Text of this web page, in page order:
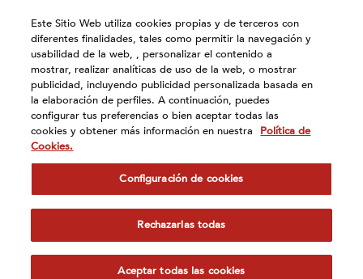
cuenta
sistema
accesibilidad.
26 May 2026
Bezoya lanza Pi (π), una
botella de 3,14 litros única en
el mercado
Este Sitio Web utiliza cookies propias y de terceros con
diferentes finalidades, tales como permitir la navegación y
usabilidad de la web, , personalizar el contenido a
mostrar, realizar analíticas de uso de la web, o mostrar
publicidad, incluyendo publicidad personalizada basada en
la elaboración de perfiles. A continuación, puedes
configurar tus preferencias o bien aceptar todas las
cookies y obtener más información en nuestra
Política de
Cookies.
Configuración de cookies
Rechazarlas todas
Aceptar todas las cookies